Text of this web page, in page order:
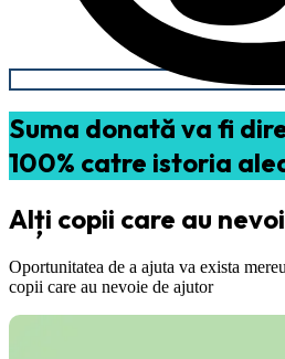
Suma donată va fi
100% catre istoria
Alți copii care au
Oportunitatea de a ajuta va exista
copii care au nevoie de ajutor